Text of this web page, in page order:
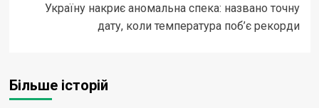
Україну накриє аномальна спека: названо точну
дату, коли температура поб’є рекорди
Більше історій